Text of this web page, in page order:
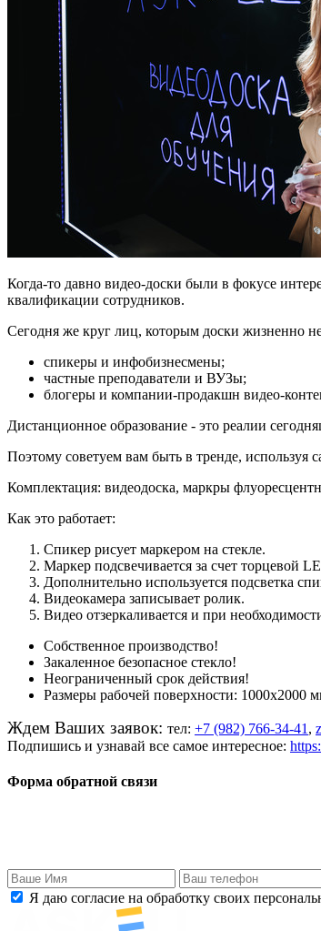
Когда-то давно видео-доски были в фокусе
квалификации сотрудников.
Сегодня же круг лиц, которым доски жизненно
спикеры и инфобизнесмены;
частные преподаватели и ВУЗы;
блогеры и компании-продакшн видео-
Дистанционное образование - это реалии
Поэтому советуем вам быть в тренде, используя
Комплектация: видеодоска, маркры
Как это работает:
Спикер рисует маркером на стекле.
Маркер подсвечивается за счет торцевой
Дополнительно используется подсветка
Видеокамера записывает ролик.
Видео отзеркаливается и при
Собственное производство!
Закаленное безопасное стекло!
Неограниченный срок действия!
Размеры рабочей поверхности:
Ждем Ваших заявок: тел: +7 (982) 766-34-41 ,
Подпишись и узнавай все самое интересное: https
Форма обратной связи
Я даю согласие на обработку своих